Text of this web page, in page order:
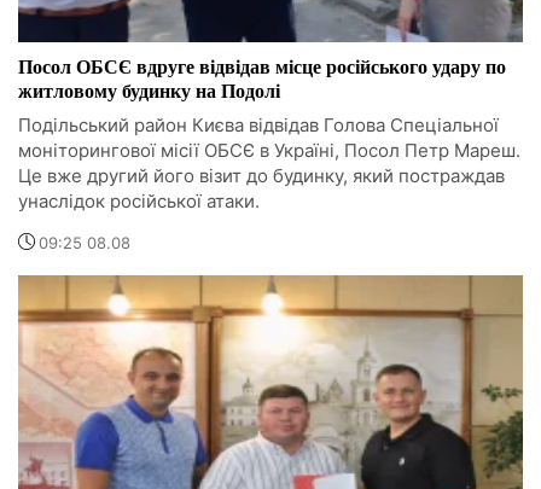
Посол ОБСЄ вдруге відвідав місце російського удару по
житловому будинку на Подолі
Подільський район Києва відвідав Голова Спеціальної
моніторингової місії ОБСЄ в Україні, Посол Петр Мареш.
Це вже другий його візит до будинку, який постраждав
унаслідок російської атаки.
09:25 08.08